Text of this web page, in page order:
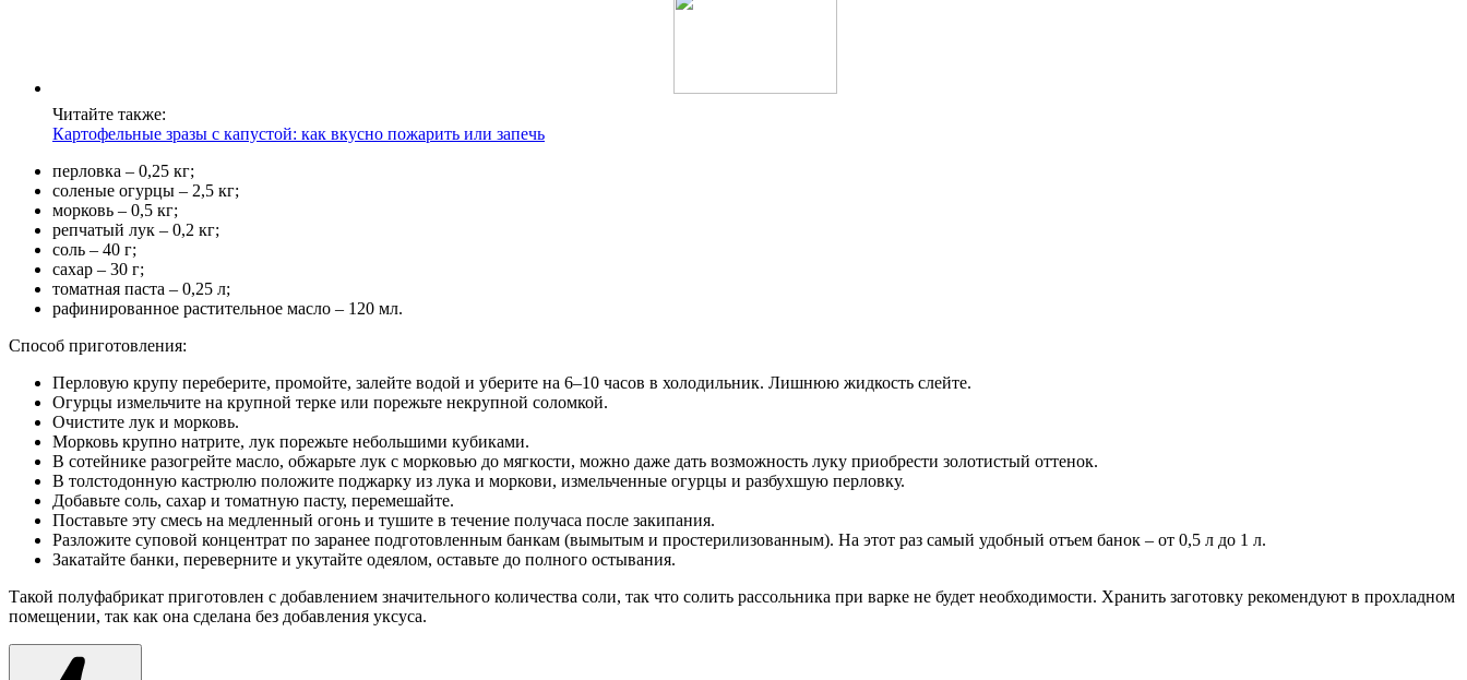
Читайте также:
Картофельные зразы с капустой: как вкусно пожарить или запечь
перловка – 0,25 кг;
соленые огурцы – 2,5 кг;
морковь – 0,5 кг;
репчатый лук – 0,2 кг;
соль – 40 г;
сахар – 30 г;
томатная паста – 0,25 л;
рафинированное растительное масло – 120 мл.
Способ приготовления:
Перловую крупу переберите, промойте, залейте водой и уберите на 6–10 часов в холодильник. Лишнюю жидкость слейте.
Огурцы измельчите на крупной терке или порежьте некрупной соломкой.
Очистите лук и морковь.
Морковь крупно натрите, лук порежьте небольшими кубиками.
В сотейнике разогрейте масло, обжарьте лук с морковью до мягкости, можно даже дать возможность луку приобрести золотистый оттенок.
В толстодонную кастрюлю положите поджарку из лука и моркови, измельченные огурцы и разбухшую перловку.
Добавьте соль, сахар и томатную пасту, перемешайте.
Поставьте эту смесь на медленный огонь и тушите в течение получаса после закипания.
Разложите суповой концентрат по заранее подготовленным банкам (вымытым и простерилизованным). На этот раз самый удобный отъем банок – от 0,5 л до 1 л.
Закатайте банки, переверните и укутайте одеялом, оставьте до полного остывания.
Такой полуфабрикат приготовлен с добавлением значительного количества соли, так что солить рассольника при варке не будет необходимости. Хранить заготовку рекомендуют в прохладном
помещении, так как она сделана без добавления уксуса.